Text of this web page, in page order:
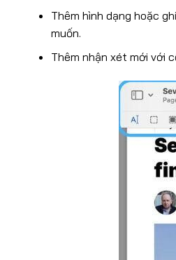
Thêm hình dạng hoặc
muốn.
Thêm nhận xét mới với